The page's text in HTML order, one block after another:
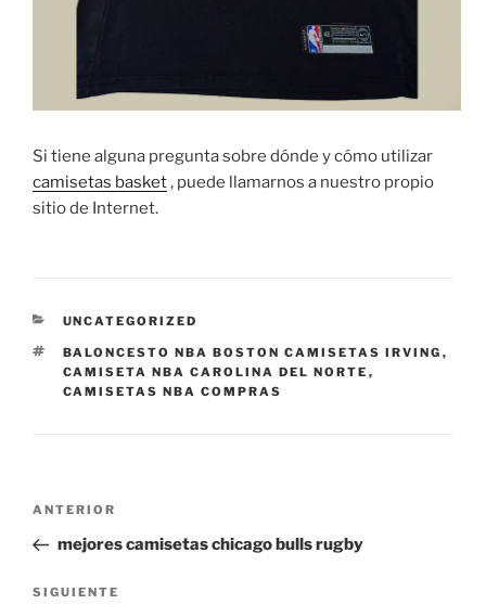
Si tiene alguna pregunta sobre dónde y cómo utilizar
camisetas basket, puede llamarnos a nuestro propio
sitio de Internet.
CATEGORÍAS
UNCATEGORIZED
ETIQUETAS
BALONCESTO NBA BOSTON CAMISETAS IRVING ,
CAMISETA NBA CAROLINA DEL NORTE ,
CAMISETAS NBA COMPRAS
Navegación
entradas
Entrada
anterior:
ANTERIOR
mejores camisetas chicago bulls rugby
Siguiente
SIGUIENTE